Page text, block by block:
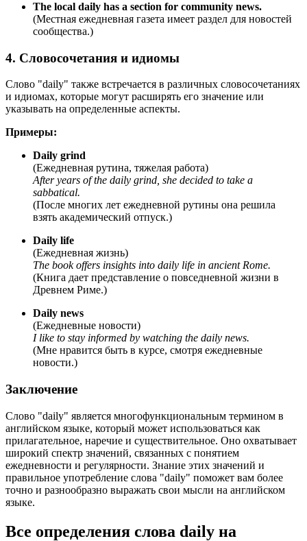
The local daily has a section for community news.
(Местная ежедневная газета имеет раздел для новостей
сообщества.)
4. Словосочетания и идиомы
Слово "daily" также встречается в различных словосочетаниях
и идиомах, которые могут расширять его значение или
указывать на определенные аспекты.
Примеры:
Daily grind
(Ежедневная рутина, тяжелая работа)
After years of the daily grind, she decided to take a
sabbatical.
(После многих лет ежедневной рутины она решила
взять академический отпуск.)
Daily life
(Ежедневная жизнь)
The book offers insights into daily life in ancient Rome.
(Книга дает представление о повседневной жизни в
Древнем Риме.)
Daily news
(Ежедневные новости)
I like to stay informed by watching the daily news.
(Мне нравится быть в курсе, смотря ежедневные
новости.)
Заключение
Слово "daily" является многофункциональным термином в
английском языке, который может использоваться как
прилагательное, наречие и существительное. Оно охватывает
широкий спектр значений, связанных с понятием
ежедневности и регулярности. Знание этих значений и
правильное употребление слова "daily" поможет вам более
точно и разнообразно выражать свои мысли на английском
языке.
Все определения слова daily на